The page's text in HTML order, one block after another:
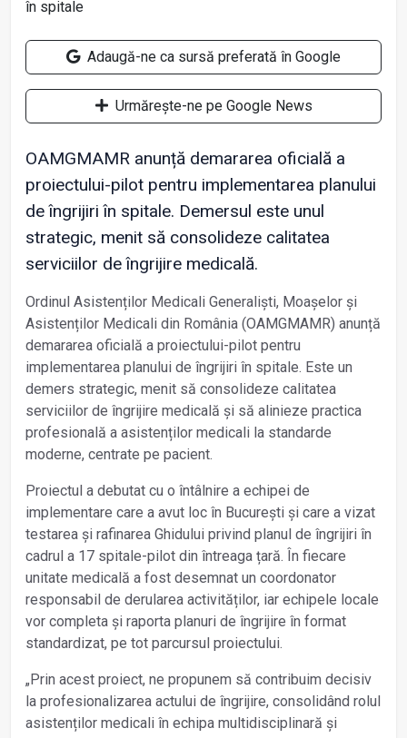
Adaugă-ne ca sursă preferată în Google
Urmărește-ne pe Google News
OAMGMAMR anunță demararea oficială a
proiectului-pilot pentru implementarea planului
de îngrijiri în spitale. Demersul este unul
strategic, menit să consolideze calitatea
serviciilor de îngrijire medicală.
Ordinul Asistenților Medicali Generaliști, Moașelor și
Asistenților Medicali din România (OAMGMAMR) anunță
demararea oficială a proiectului-pilot pentru
implementarea planului de îngrijiri în spitale. Este un
demers strategic, menit să consolideze calitatea
serviciilor de îngrijire medicală și să alinieze practica
profesională a asistenților medicali la standarde
moderne, centrate pe pacient.
Proiectul a debutat cu o întâlnire a echipei de
implementare care a avut loc în București și care a vizat
testarea și rafinarea Ghidului privind planul de îngrijiri în
cadrul a 17 spitale-pilot din întreaga țară. În fiecare
unitate medicală a fost desemnat un coordonator
responsabil de derularea activităților, iar echipele locale
vor completa și raporta planuri de îngrijire în format
standardizat, pe tot parcursul proiectului.
„Prin acest proiect, ne propunem să contribuim decisiv
la profesionalizarea actului de îngrijire, consolidând rolul
asistenților medicali în echipa multidisciplinară și